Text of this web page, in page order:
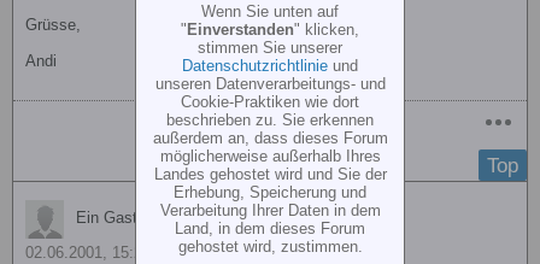
Grüsse,
Andi
Top
Ein Gast antwortete
02.06.2001, 15:23
Wenn Sie unten auf
" Einverstanden" klicken,
stimmen Sie unserer
Datenschutzrichtlinie und
unseren Datenverarbeitungs- und
Cookie-Praktiken wie dort
beschrieben zu. Sie erkennen
außerdem an, dass dieses Forum
möglicherweise außerhalb Ihres
Landes gehostet wird und Sie der
Erhebung, Speicherung und
Verarbeitung Ihrer Daten in dem
Land, in dem dieses Forum
gehostet wird, zustimmen.